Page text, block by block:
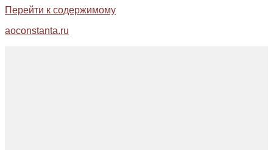
Перейти к содержимому
aoconstanta.ru